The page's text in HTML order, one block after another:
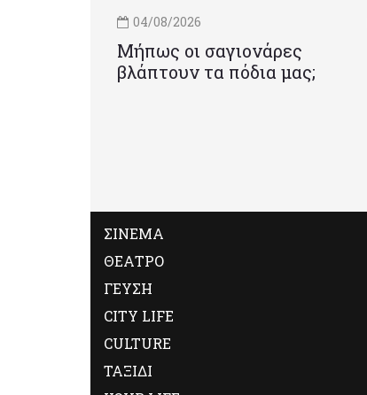
04/08/2026
Μήπως οι σαγιονάρες
βλάπτουν τα πόδια μας;
ΣΙΝΕΜΑ
ΘΕΑΤΡΟ
ΓΕΥΣΗ
CITY LIFE
CULTURE
ΤΑΞΙΔΙ